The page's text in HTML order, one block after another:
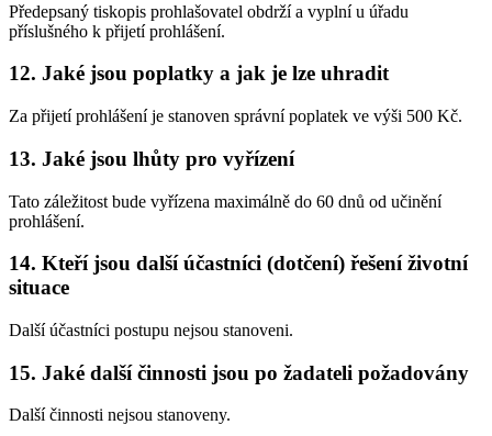
Předepsaný tiskopis prohlašovatel obdrží a vyplní u úřadu
příslušného k přijetí prohlášení.
12. Jaké jsou poplatky a jak je lze uhradit
Za přijetí prohlášení je stanoven správní poplatek ve výši 500 Kč.
13. Jaké jsou lhůty pro vyřízení
Tato záležitost bude vyřízena maximálně do 60 dnů od učinění
prohlášení.
14. Kteří jsou další účastníci (dotčení) řešení životní
situace
Další účastníci postupu nejsou stanoveni.
15. Jaké další činnosti jsou po žadateli požadovány
Další činnosti nejsou stanoveny.